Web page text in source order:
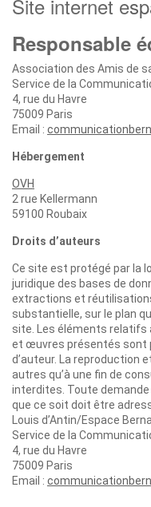
Site internet e
Responsable
Association des Amis de
Service de la
4, rue du Havre
75009 Paris
Email :
Hébergement
OVH
2 rue Kellermann
59100 Roubaix
Droits d’auteurs
Ce site est protégé par la
juridique des bases de
extractions et
substantielle, sur le plan
site. Les éléments relatifs
et œuvres présentés sont
d’auteur. La reproduction
autres qu’à une fin de
interdites. Toute
que ce soit doit être
Louis d’Antin/Espace
Service de la
4, rue du Havre
75009 Paris
Email :